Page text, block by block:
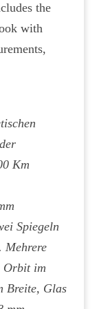
the
with
Km
Spiegeln
Mehrere
Orbit im
Breite, Glas